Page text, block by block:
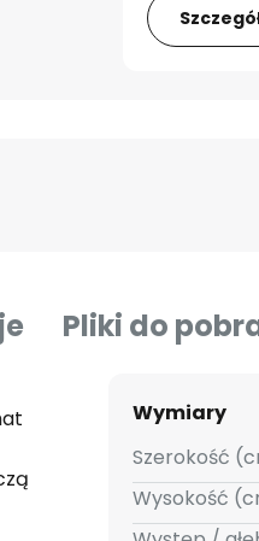
Pliki do
Wymiary
Szerokość
Wysokość